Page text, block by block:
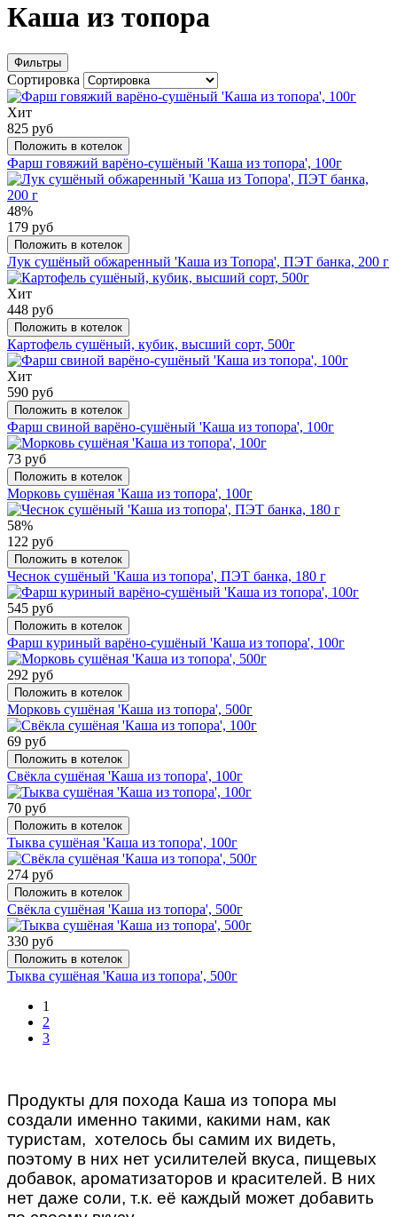
Каша из топора
Фильтры
Сортировка
Хит
825 руб
Положить в котелок
Фарш говяжий варёно-сушёный 'Каша из топора', 100г
48%
179 руб
Положить в котелок
Лук сушёный обжаренный 'Каша из Топора', ПЭТ банка, 200 г
Хит
448 руб
Положить в котелок
Картофель сушёный, кубик, высший сорт, 500г
Хит
590 руб
Положить в котелок
Фарш свиной варёно-сушёный 'Каша из топора', 100г
73 руб
Положить в котелок
Морковь сушёная 'Каша из топора', 100г
58%
122 руб
Положить в котелок
Чеснок сушёный 'Каша из топора', ПЭТ банка, 180 г
545 руб
Положить в котелок
Фарш куриный варёно-сушёный 'Каша из топора', 100г
292 руб
Положить в котелок
Морковь сушёная 'Каша из топора', 500г
69 руб
Положить в котелок
Свёкла сушёная 'Каша из топора', 100г
70 руб
Положить в котелок
Тыква сушёная 'Каша из топора', 100г
274 руб
Положить в котелок
Свёкла сушёная 'Каша из топора', 500г
330 руб
Положить в котелок
Тыква сушёная 'Каша из топора', 500г
1
2
3
Продукты для похода Каша из топора мы
создали именно такими, какими нам, как
туристам, хотелось бы самим их видеть,
поэтому в них нет усилителей вкуса, пищевых
добавок, ароматизаторов и красителей. В них
нет даже соли, т.к. её каждый может добавить